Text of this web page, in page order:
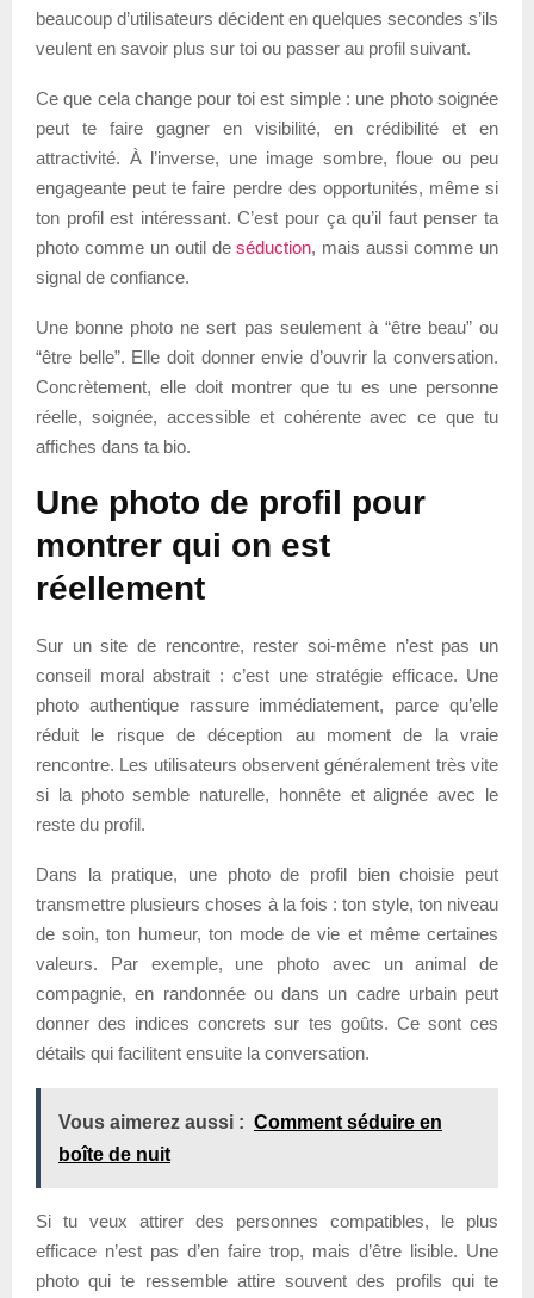
beaucoup d’utilisateurs décident en quelques secondes s’ils
veulent en savoir plus sur toi ou passer au profil suivant.
Ce que cela change pour toi est simple : une photo soignée
peut te faire gagner en visibilité, en crédibilité et en
attractivité. À l’inverse, une image sombre, floue ou peu
engageante peut te faire perdre des opportunités, même si
ton profil est intéressant. C’est pour ça qu’il faut penser ta
photo comme un outil deséduction, mais aussi comme un
signal de confiance.
Une bonne photo ne sert pas seulement à “être beau” ou
“être belle”. Elle doit donner envie d’ouvrir la conversation.
Concrètement, elle doit montrer que tu es une personne
réelle, soignée, accessible et cohérente avec ce que tu
affiches dans ta bio.
Une photo de profil pour
montrer qui on est
réellement
Sur un site de rencontre, rester soi-même n’est pas un
conseil moral abstrait : c’est une stratégie efficace. Une
photo authentique rassure immédiatement, parce qu’elle
réduit le risque de déception au moment de la vraie
rencontre. Les utilisateurs observent généralement très vite
si la photo semble naturelle, honnête et alignée avec le
reste du profil.
Dans la pratique, une photo de profil bien choisie peut
transmettre plusieurs choses à la fois : ton style, ton niveau
de soin, ton humeur, ton mode de vie et même certaines
valeurs. Par exemple, une photo avec un animal de
compagnie, en randonnée ou dans un cadre urbain peut
donner des indices concrets sur tes goûts. Ce sont ces
détails qui facilitent ensuite la conversation.
Vous aimerez aussi : Comment séduire en
boîte de nuit
Si tu veux attirer des personnes compatibles, le plus
efficace n’est pas d’en faire trop, mais d’être lisible. Une
photo qui te ressemble attire souvent des profils qui te